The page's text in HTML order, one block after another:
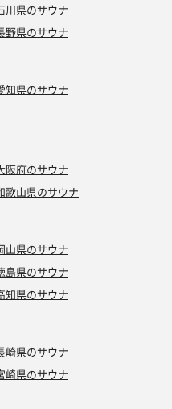
川県のサウナ
野県のサウナ
知県のサウナ
阪府のサウナ
歌山県のサウナ
山県のサウナ
島県のサウナ
知県のサウナ
崎県のサウナ
崎県のサウナ